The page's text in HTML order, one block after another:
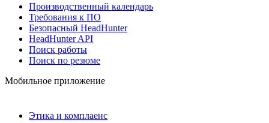
Производственный календарь
Требования к ПО
Безопасный HeadHunter
HeadHunter API
Поиск работы
Поиск по резюме
Мобильное приложение
Этика и комплаенс